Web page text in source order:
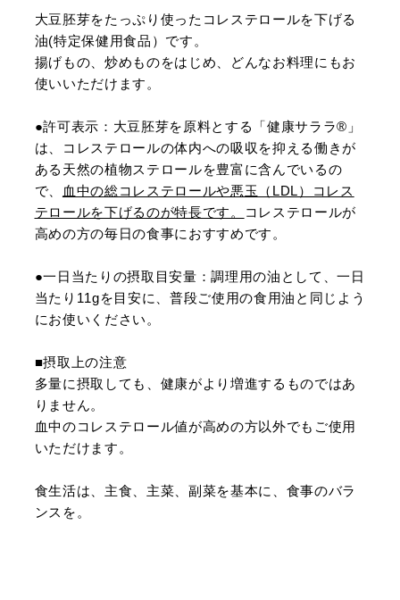
大豆胚芽をたっぷり使ったコレステロールを下げる
油(特定保健用食品）です。
揚げもの、炒めものをはじめ、どんなお料理にもお
使いいただけます。
●許可表示：大豆胚芽を原料とする「健康サララ®」
は、コレステロールの体内への吸収を抑える働きが
ある天然の植物ステロールを豊富に含んでいるの
で、
血中の総コレステロールや悪玉（LDL）コレス
テロールを下げるのが特長です。
コレステロールが
高めの方の毎日の食事におすすめです。
●一日当たりの摂取目安量：調理用の油として、一日
当たり11gを目安に、普段ご使用の食用油と同じよう
にお使いください。
■摂取上の注意
多量に摂取しても、健康がより増進するものではあ
りません。
血中のコレステロール値が高めの方以外でもご使用
いただけます。
食生活は、主食、主菜、副菜を基本に、食事のバラ
ンスを。